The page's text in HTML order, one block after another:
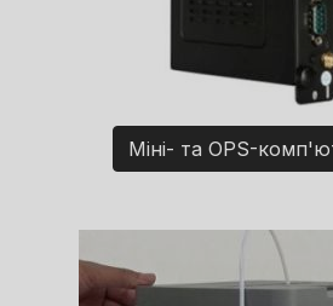
Міні- та OPS-